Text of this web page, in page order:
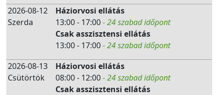
2026-08-12
Szerda
Háziorvosi ellátás
13:00 - 17:00- 24 szabad időpont
Csak asszisztensi ellátás
13:00 - 17:00- 24 szabad időpont
2026-08-13
Csütörtök
Háziorvosi ellátás
08:00 - 12:00- 24 szabad időpont
Csak asszisztensi ellátás